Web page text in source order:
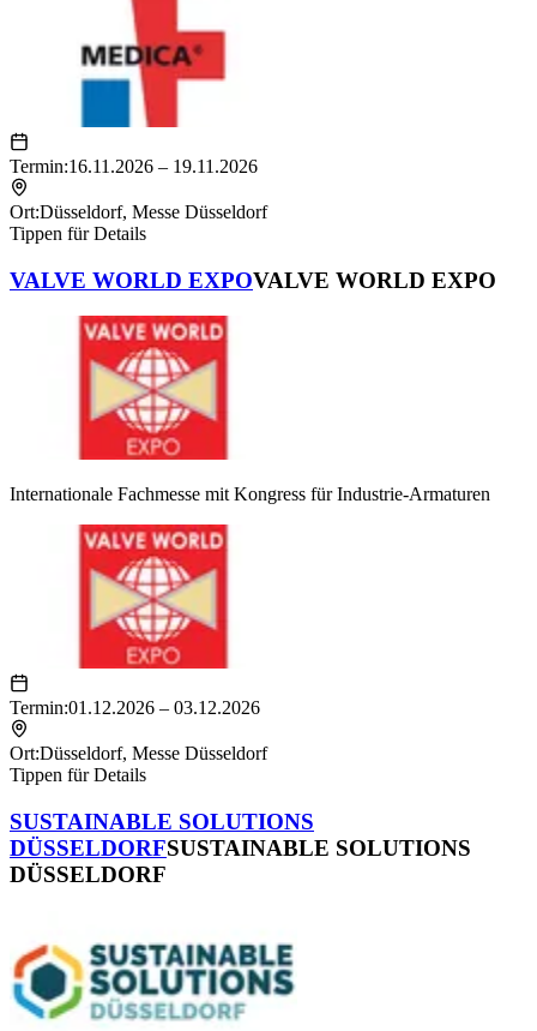
Termin:16.11.2026 – 19.11.2026
Ort:Düsseldorf, Messe Düsseldorf
Tippen für Details
VALVE WORLD EXPOVALVE WORLD EXPO
Internationale Fachmesse mit Kongress für Industrie-Armaturen
Termin:01.12.2026 – 03.12.2026
Ort:Düsseldorf, Messe Düsseldorf
Tippen für Details
SUSTAINABLE SOLUTIONS
DÜSSELDORFSUSTAINABLE SOLUTIONS
DÜSSELDORF